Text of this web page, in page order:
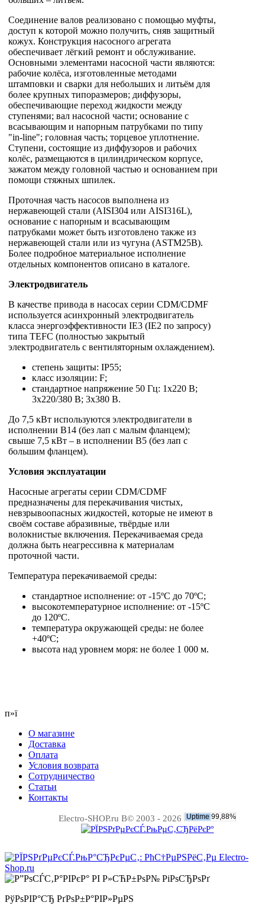
Соединение валов реализовано с помощью муфты,
доступ к которой можно получить, сняв защитный
кожух. Конструкция насосного агрегата
обеспечивает лёгкий ремонт и обслуживание.
Основными элементами насосной части являются:
рабочие колёса, изготовленные методами
штамповки и сварки для небольших и литьём для
более крупных типоразмеров; диффузоры,
обеспечивающие переход жидкости между
ступенями; вал насосной части; основание с
всасывающим и напорным патрубками по типу
"in-line"; головная часть; торцевое уплотнение.
Ступени, состоящие из диффузоров и рабочих
колёс, размещаются в цилиндрическом корпусе,
зажатом между головной частью и основанием при
помощи стяжных шпилек.
Проточная часть насосов выполнена из
нержавеющей стали (AISI304 или AISI316L),
основание с напорным и всасывающим
патрубками может быть изготовлено также из
нержавеющей стали или из чугуна (ASTM25B).
Более подробное материальное исполнение
отдельных компонентов описано в каталоге.
Электродвигатель
В качестве привода в насосах серии CDM/CDMF
используется асинхронный электродвигатель
класса энергоэффективности IE3 (IE2 по запросу)
типа TEFC (полностью закрытый
электродвигатель с вентиляторным охлаждением).
степень защиты: IP55;
класс изоляции: F;
стандартное напряжение 50 Гц: 1х220 В;
3x220/380 В; 3x380 В.
До 7,5 кВт используются электродвигатели в
исполнении B14 (без лап с малым фланцем);
свыше 7,5 кВт – в исполнении B5 (без лап с
большим фланцем).
Условия эксплуатации
Насосные агрегаты серии CDM/CDMF
предназначены для перекачивания чистых,
невзрывоопасных жидкостей, которые не имеют в
своём составе абразивные, твёрдые или
волокнистые включения. Перекачиваемая среда
должна быть неагрессивна к материалам
проточной части.
Температура перекачиваемой среды:
стандартное исполнение: от -15ºС до 70ºС;
высокотемпературное исполнение: от -15ºС
до 120ºС.
температура окружающей среды: не более
+40ºС;
высота над уровнем моря: не более 1 000 м.
п»ї
О магазине
Доставка
Оплата
Условия возврата
Сотрудничество
Статьи
Контакты
Electro-SHOP.ru В© 2003 - 2026
РўРѕРІР°СЂ РґРѕР±Р°РІР»РµРЅ